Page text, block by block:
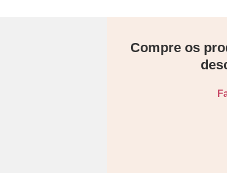
Compre os